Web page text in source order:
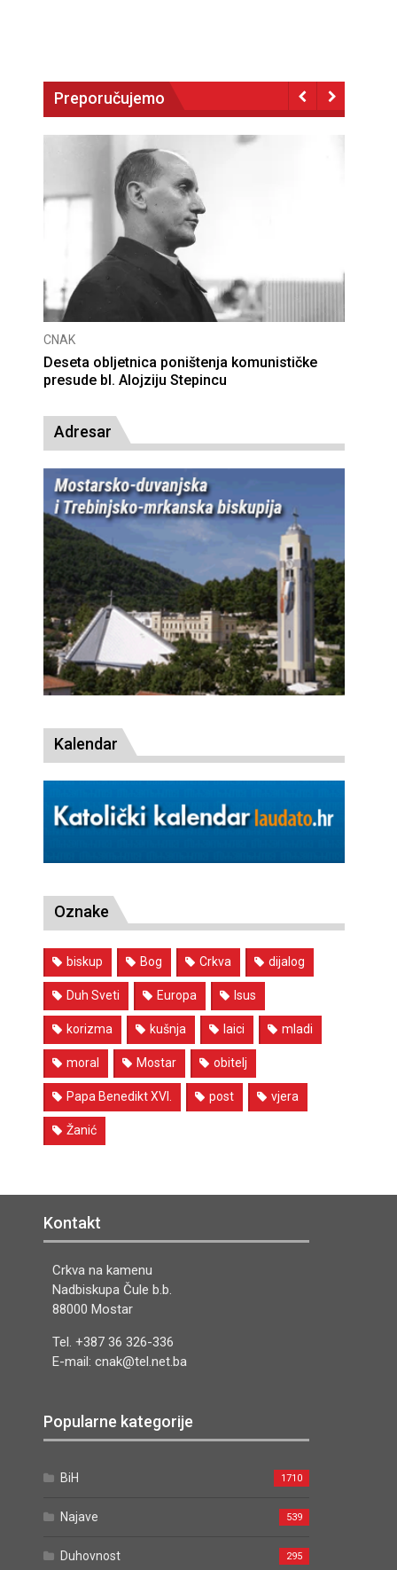
Preporučujemo
CNAK
Deseta obljetnica poništenja komunističke
presude bl. Alojziju Stepincu
Adresar
Kalendar
Oznake
biskup Bog Crkva dijalog
Duh Sveti Europa Isus
korizma kušnja laici mladi
moral Mostar obitelj
Papa Benedikt XVI. post vjera
Žanić
Kontakt
Crkva na kamenu
Nadbiskupa Čule b.b.
88000 Mostar
Tel. +387 36 326-336
E-mail: cnak@tel.net.ba
Popularne kategorije
BiH 1710
Najave 539
Duhovnost 295